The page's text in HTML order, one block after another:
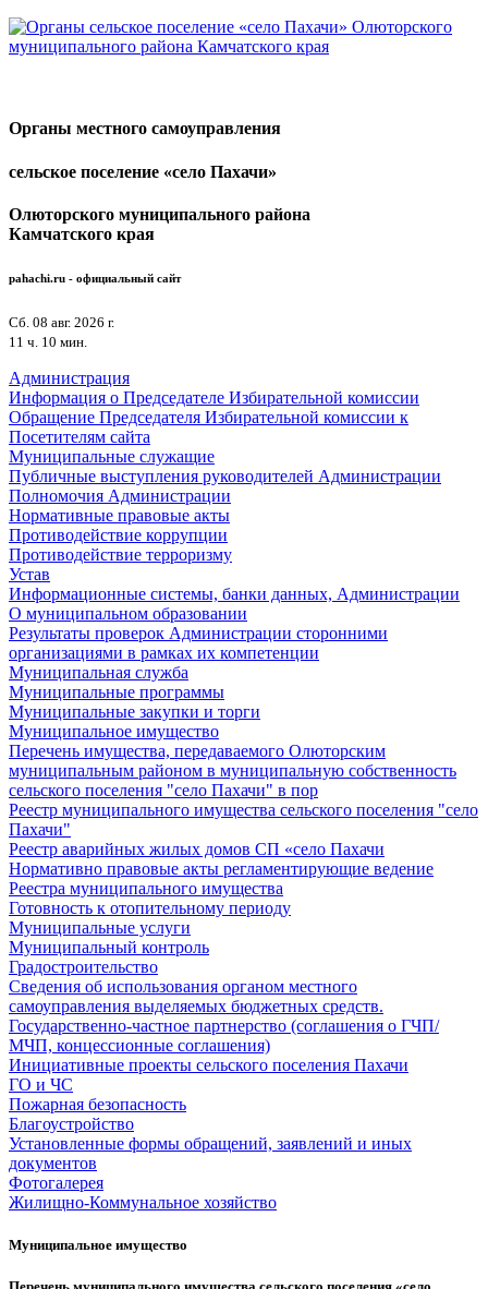
Органы местного самоуправления
сельское поселение «село Пахачи»
Олюторского муниципального района
Камчатского края
pahachi.ru - официальный сайт
Сб. 08 авг. 2026 г.
11 ч. 10 мин.
Администрация
Информация о Председателе Избирательной комиссии
Обращение Председателя Избирательной комиссии к
Посетителям сайта
Муниципальные служащие
Публичные выступления руководителей Администрации
Полномочия Администрации
Нормативные правовые акты
Противодействие коррупции
Противодействие терроризму
Устав
Информационные системы, банки данных, Администрации
О муниципальном образовании
Результаты проверок Администрации сторонними
организациями в рамках их компетенции
Муниципальная служба
Муниципальные программы
Муниципальные закупки и торги
Муниципальное имущество
Перечень имущества, передаваемого Олюторским
муниципальным районом в муниципальную собственность
сельского поселения "село Пахачи" в пор
Реестр муниципального имущества сельского поселения "село
Пахачи"
Реестр аварийных жилых домов СП «село Пахачи
Нормативно правовые акты регламентирующие ведение
Реестра муниципального имущества
Готовность к отопительному периоду
Муниципальные услуги
Муниципальный контроль
Градостроительство
Сведения об использования органом местного
самоуправления выделяемых бюджетных средств.
Государственно-частное партнерство (соглашения о ГЧП/
МЧП, концессионные соглашения)
Инициативные проекты сельского поселения Пахачи
ГО и ЧС
Пожарная безопасность
Благоустройство
Установленные формы обращений, заявлений и иных
документов
Фотогалерея
Жилищно-Коммунальное хозяйство
Муниципальное имущество